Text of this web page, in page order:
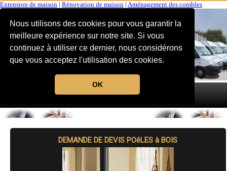
Nous utilisons des cookies pour vous garantir la
meilleure expérience sur notre site. Si vous
continuez à utiliser ce dernier, nous considérons
que vous acceptez l'utilisation des cookies.
OK
Extension de maison Rénovation de maison Aménagement des combles
MENU
DEMANDE DE DEVIS POêLES à BOIS